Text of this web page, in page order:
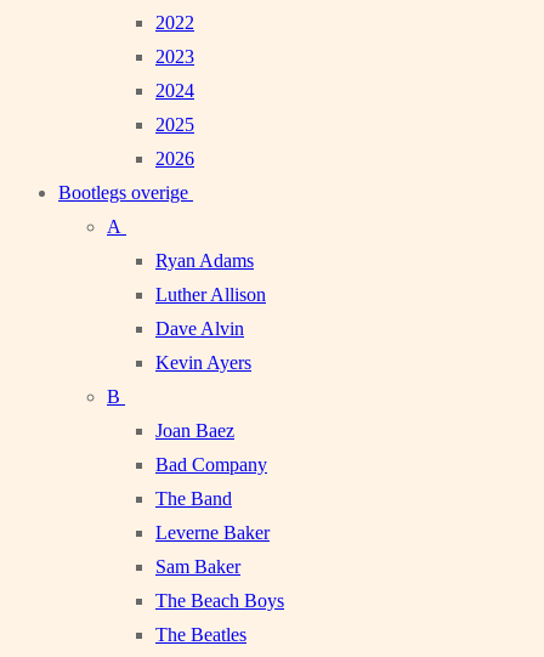
2022
2023
2024
2025
2026
Bootlegs overige
A
Ryan Adams
Luther Allison
Dave Alvin
Kevin Ayers
B
Joan Baez
Bad Company
The Band
Leverne Baker
Sam Baker
The Beach Boys
The Beatles